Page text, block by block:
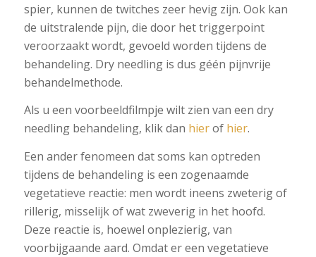
spier, kunnen de twitches zeer hevig zijn. Ook kan
de uitstralende pijn, die door het triggerpoint
veroorzaakt wordt, gevoeld worden tijdens de
behandeling. Dry needling is dus géén pijnvrije
behandelmethode.
Als u een voorbeeldfilmpje wilt zien van een dry
needling behandeling, klik dan hierof hier.
Een ander fenomeen dat soms kan optreden
tijdens de behandeling is een zogenaamde
vegetatieve reactie: men wordt ineens zweterig of
rillerig, misselijk of wat zweverig in het hoofd.
Deze reactie is, hoewel onplezierig, van
voorbijgaande aard. Omdat er een vegetatieve